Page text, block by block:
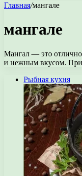
Главная/мангале
мангале
Мангал — это
и нежным вкусом.
Рыбная кухня